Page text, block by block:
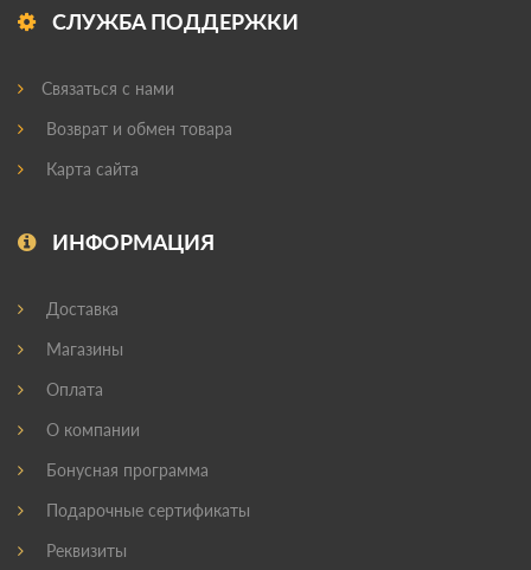
СЛУЖБА ПОДДЕРЖКИ
Связаться с нами
Возврат и обмен товара
Карта сайта
ИНФОРМАЦИЯ
Доставка
Магазины
Оплата
О компании
Бонусная программа
Подарочные сертификаты
Реквизиты